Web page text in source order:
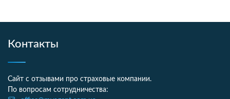
Контакты
Сайт с отзывами про страховые компании.
По вопросам сотрудничества: